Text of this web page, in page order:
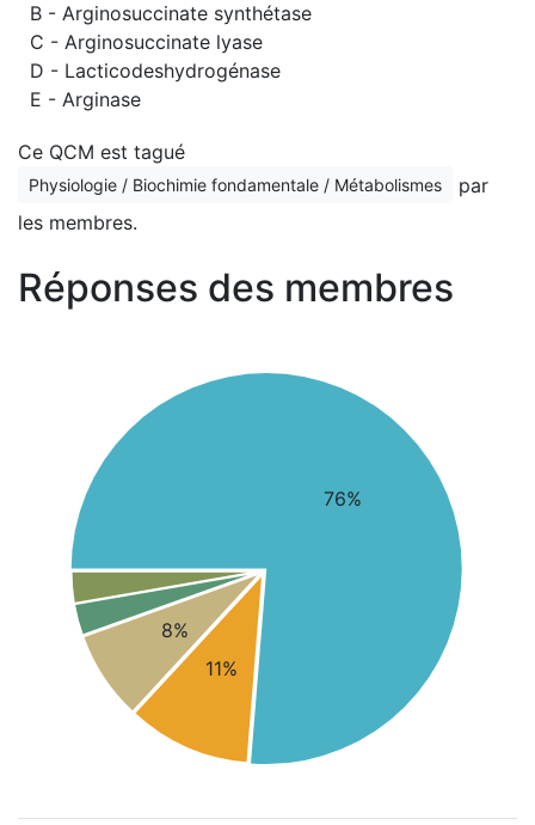
B - Arginosuccinate synthétase
C - Arginosuccinate lyase
D - Lacticodeshydrogénase
E - Arginase
Ce QCM est tagué
Physiologie / Biochimie fondamentale / Métabolismes
par
les membres.
Réponses des membres
76%
11%
8%